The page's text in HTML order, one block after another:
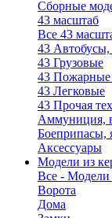
Сборные
43 масштаб
Все 43
43
43 Грузовые
43
43 Легковые
43 Прочая
Аммуниция,
Боеприпасы,
Аксессуары
Модели из
Все - Модели
Ворота
Дома